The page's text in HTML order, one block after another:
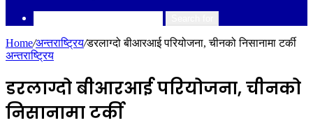
Home/अन्तराष्ट्रिय/डरलाग्दो बीआरआई परियोजना, चीनको निसानामा टर्की
अन्तराष्ट्रिय
डरलाग्दो बीआरआई परियोजना, चीनको
निसानामा टर्की